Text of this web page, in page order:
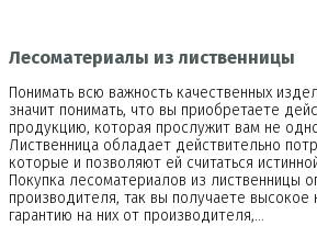
Лесоматериалы из лиственницы
Понимать всю важность качественных
значит понимать, что вы приобретаете
продукцию, которая прослужит вам не
Лиственница обладает действительно
которые и позволяют ей считаться
Покупка лесоматериалов из лиственницы
производителя, так вы получаете высокое
гарантию на них от производителя,…